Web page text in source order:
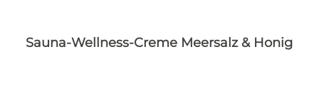
Sauna-Wellness-Creme Meersalz & Honig